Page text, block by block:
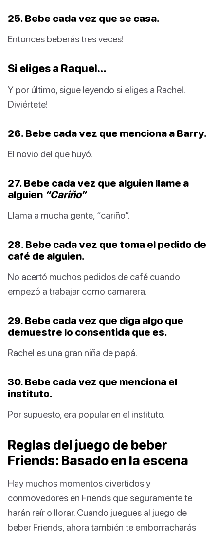
25. Bebe cada vez que se casa.
Entonces beberás tres veces!
Si eliges a Raquel…
Y por último, sigue leyendo si eliges a Rachel.
Diviértete!
26. Bebe cada vez que menciona a Barry.
El novio del que huyó.
27. Bebe cada vez que alguien llame a
alguien “Cariño”
Llama a mucha gente, “cariño”.
28. Bebe cada vez que toma el pedido de
café de alguien.
No acertó muchos pedidos de café cuando
empezó a trabajar como camarera.
29. Bebe cada vez que diga algo que
demuestre lo consentida que es.
Rachel es una gran niña de papá.
30. Bebe cada vez que menciona el
instituto.
Por supuesto, era popular en el instituto.
Reglas del juego de beber
Friends: Basado en la escena
Hay muchos momentos divertidos y
conmovedores en Friends que seguramente te
harán reír o llorar. Cuando juegues al juego de
beber Friends, ahora también te emborracharás